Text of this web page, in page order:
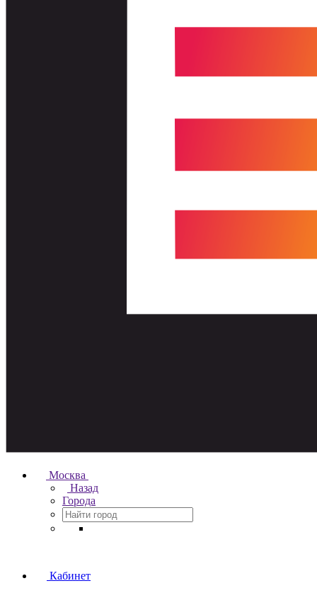
Москва
Назад
Города
Кабинет